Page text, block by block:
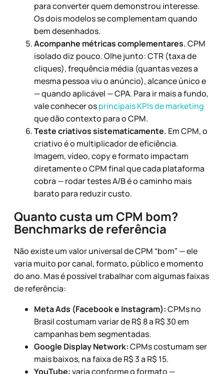
para converter quem demonstrou interesse.
Os dois modelos se complementam quando
bem desenhados.
Acompanhe métricas complementares.CPM
isolado diz pouco. Olhe junto: CTR (taxa de
cliques), frequência média (quantas vezes a
mesma pessoa viu o anúncio), alcance único e
— quando aplicável — CPA. Para ir mais a fundo,
vale conhecer osprincipais KPIs de marketing
que dão contexto para o CPM.
Teste criativos sistematicamente. Em CPM, o
criativo é o multiplicador de eficiência.
Imagem, vídeo, copy e formato impactam
diretamente o CPM final que cada plataforma
cobra — rodar testes A/B é o caminho mais
barato para reduzir custo.
Quanto custa um CPM bom?
Benchmarks de referência
Não existe um valor universal de CPM “bom” — ele
varia muito por canal, formato, público e momento
do ano. Mas é possível trabalhar com algumas faixas
de referência:
Meta Ads (Facebook e Instagram):CPMs no
Brasil costumam variar de R$ 8 a R$ 30 em
campanhas bem segmentadas.
Google Display Network:CPMs costumam ser
mais baixos, na faixa de R$ 3 a R$ 15.
YouTube:varia conforme o formato —